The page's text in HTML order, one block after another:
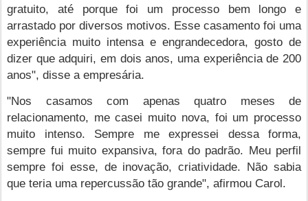
gratuito, até porque foi um processo bem longo e
arrastado por diversos motivos. Esse casamento foi uma
experiência muito intensa e engrandecedora, gosto de
dizer que adquiri, em dois anos, uma experiência de 200
anos", disse a empresária.
"Nos casamos com apenas quatro meses de
relacionamento, me casei muito nova, foi um processo
muito intenso. Sempre me expressei dessa forma,
sempre fui muito expansiva, fora do padrão. Meu perfil
sempre foi esse, de inovação, criatividade. Não sabia
que teria uma repercussão tão grande", afirmou Carol.